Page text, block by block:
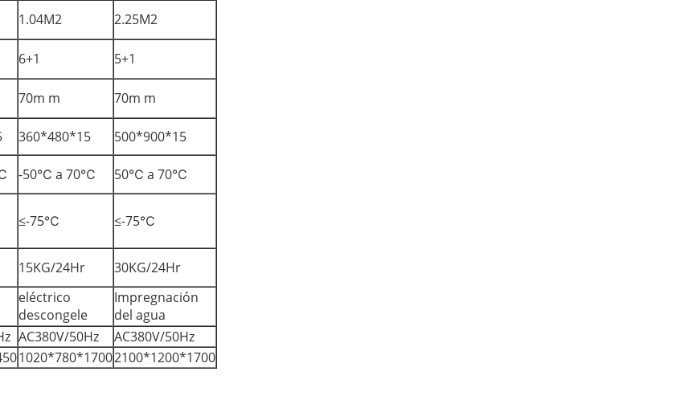
1.04M2
2.25M2
6+1
5+1
70m m
70m m
360*480*15
500*900*15
-50℃ a 70℃
50℃ a 70℃
≤-75℃ ≤-75℃
15KG/24Hr 30KG/24Hr
eléctrico
descongele
Impregnación
del agua
AC380V/50Hz
AC380V/50Hz
1020*780*17002100*1200*1700